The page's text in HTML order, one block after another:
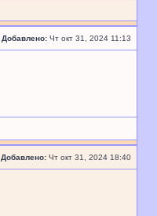
Добавлено: Чт окт 31, 2024 11:13
Добавлено: Чт окт 31, 2024 18:40